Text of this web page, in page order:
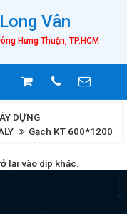
Vân
Hưng Thuận, TP.HCM
DỰNG
Gạch KT 600*1200
lại vào dịp khác.